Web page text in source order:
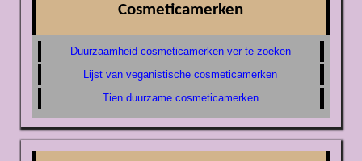
Cosmeticamerken
Duurzaamheid cosmeticamerken ver te zoeken
Lijst van veganistische cosmeticamerken
Tien duurzame cosmeticamerken